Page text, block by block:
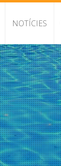
NOTÍCIES